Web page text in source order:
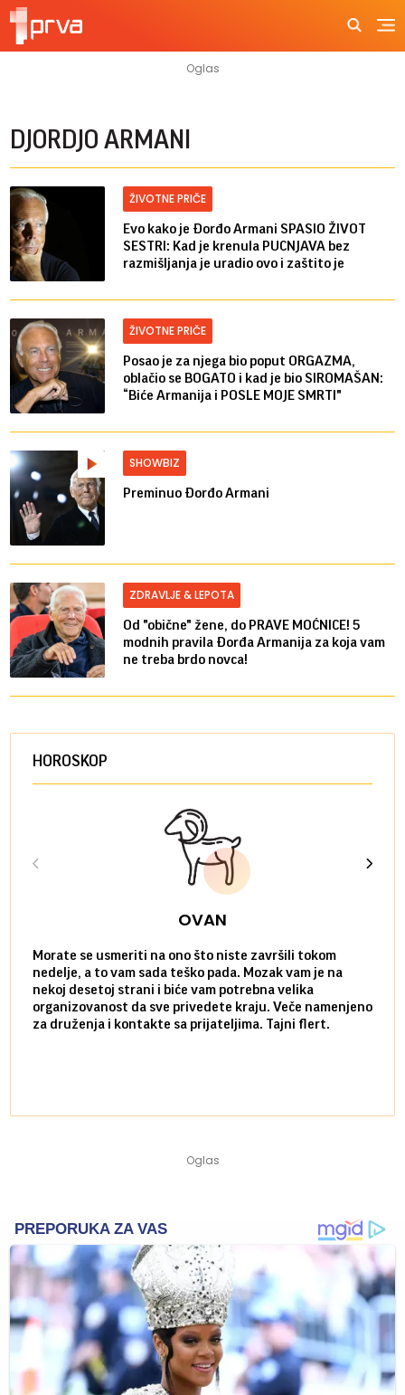
DJORDJO ARMANI
ŽIVOTNE PRIČE
Evo kako je Đorđo Armani SPASIO ŽIVOT
SESTRI: Kad je krenula PUCNJAVA bez
razmišljanja je uradio ovo i zaštito je
ŽIVOTNE PRIČE
Posao je za njega bio poput ORGAZMA,
oblačio se BOGATO i kad je bio SIROMAŠAN:
“Biće Armanija i POSLE MOJE SMRTI"
SHOWBIZ
Preminuo Đorđo Armani
ZDRAVLJE & LEPOTA
Od "obične" žene, do PRAVE MOĆNICE! 5
modnih pravila Đorđa Armanija za koja vam
ne treba brdo novca!
HOROSKOP
OVAN
Morate se usmeriti na ono što niste završili tokom
nedelje, a to vam sada teško pada. Mozak vam je na
nekoj desetoj strani i biće vam potrebna velika
organizovanost da sve privedete kraju. Veče namenjeno
za druženja i kontakte sa prijateljima. Tajni flert.